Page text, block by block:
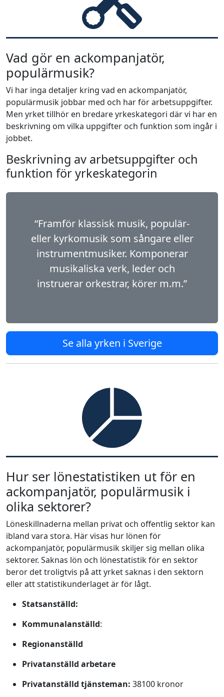
Vad gör en ackompanjatör,
populärmusik?
Vi har inga detaljer kring vad en ackompanjatör,
populärmusik jobbar med och har för arbetsuppgifter.
Men yrket tillhör en bredare yrkeskategori där vi har en
beskrivning om vilka uppgifter och funktion som ingår i
jobbet.
Beskrivning av arbetsuppgifter och
funktion för yrkeskategorin
“Framför klassisk musik, populär-
eller kyrko­musik som sångare eller
instrumentmusiker. Komponerar
musikaliska verk, leder och
instruerar orkestrar, körer m.m.”
Se alla yrken i Sverige
Hur ser lönestatistiken ut för en
ackompanjatör, populärmusik i
olika sektorer?
Löneskillnaderna mellan privat och offentlig sektor kan
ibland vara stora. Här visas hur lönen för
ackompanjatör, populärmusik skiljer sig mellan olika
sektorer. Saknas lön och lönestatistik för en sektor
beror det troligtvis på att yrket saknas i den sektorn
eller att statistikunderlaget är för lågt.
Statsanställd:
Kommunalanställd:
Regionanställd
Privatanställd arbetare
Privatanställd tjänsteman: 38100 kronor